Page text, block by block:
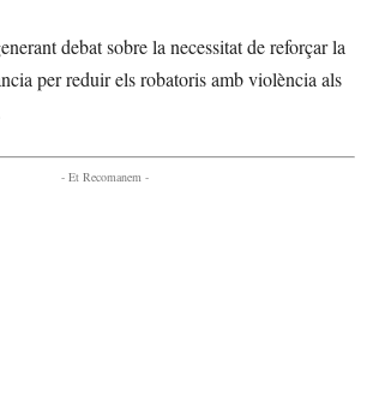
debat sobre la necessitat de reforçar la
per reduir els robatoris amb violència als
- Et Recomanem -